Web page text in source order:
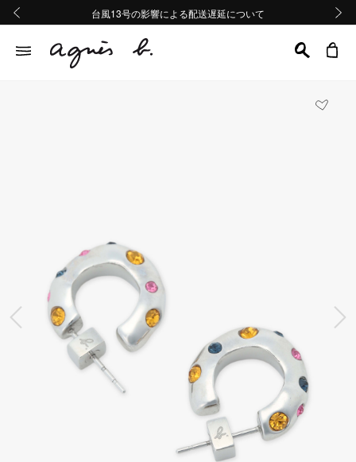
熊本地域地震の影響による配送遅延について
Summer Sale 2buy10%OFF!!
台風13号の影響による配送遅延について
熊本地域地震の影響による配送遅延について
Summer Sale 2buy10%OFF!!
前の画像